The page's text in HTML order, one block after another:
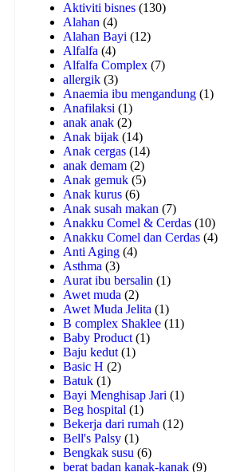
Aktiviti bisnes (130)
Alahan (4)
Alahan Bayi (12)
Alfalfa (4)
Alfalfa Complex (7)
allergik (3)
Anaemia ibu mengandung (1)
Anafilaksi (1)
anak anak (2)
Anak bijak (14)
Anak cergas (14)
anak demam (2)
Anak gemuk (5)
Anak kurus (6)
Anak susah makan (7)
Anakku Comel & Cerdas (10)
Anakku Comel dan Cerdas (4)
Anti Aging (4)
Asthma (3)
Aurat ibu bersalin (1)
Awet muda (2)
Awet Muda Jelita (1)
B complex Shaklee (11)
Baby Product (1)
Baju kedut (1)
Basic H (2)
Batuk (1)
Bayi Menghisap Jari (1)
Beg hospital (1)
Bekerja dari rumah (12)
Bell's Palsy (1)
Bengkak susu (6)
berat badan kanak-kanak (9)